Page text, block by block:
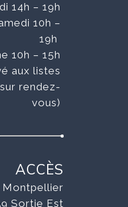
14h – 19h
10h –
19h
10h – 15h
aux listes
rendez-
vous)
ACCÈS
Montpellier
Sortie Est